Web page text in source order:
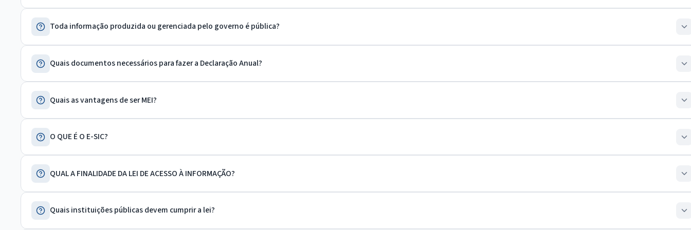
Toda informação produzida ou gerenciada pelo governo é pública?
Quais documentos necessários para fazer a Declaração Anual?
Quais as vantagens de ser MEI?
O QUE É O E-SIC?
QUAL A FINALIDADE DA LEI DE ACESSO À INFORMAÇÃO?
Quais instituições públicas devem cumprir a lei?